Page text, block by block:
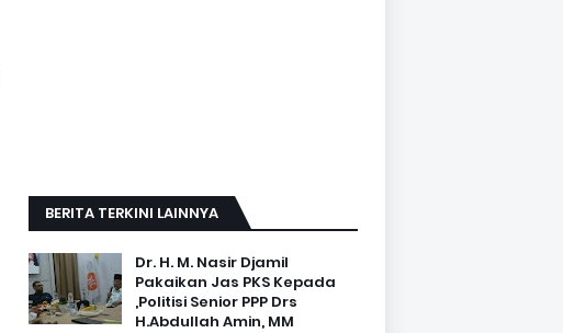
BERITA TERKINI LAINNYA
Dr. H. M. Nasir Djamil
Pakaikan Jas PKS Kepada
,Politisi Senior PPP Drs
H.Abdullah Amin, MM